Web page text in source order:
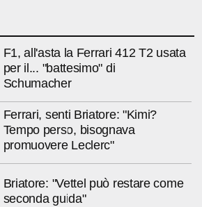
F1, all'asta la Ferrari 412 T2 usata
per il... "battesimo" di
Schumacher
Ferrari, senti Briatore: "Kimi?
Tempo perso, bisognava
promuovere Leclerc"
Briatore: "Vettel può restare come
seconda guida"